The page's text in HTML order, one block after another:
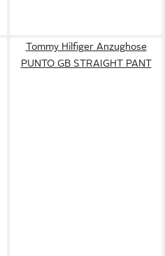
Tommy Hilfiger Anzughose
PUNTO GB STRAIGHT PANT